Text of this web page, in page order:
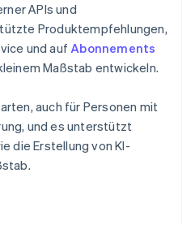
APIs und
Produktempfehlungen,
und aufAbonnements
Maßstab entwickeln.
auch für Personen mit
und es unterstützt
die Erstellung von KI-